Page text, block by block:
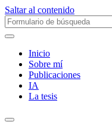
Saltar al contenido
Buscar:
Inicio
Sobre mí­
Publicaciones
IA
La tesis
Alternar